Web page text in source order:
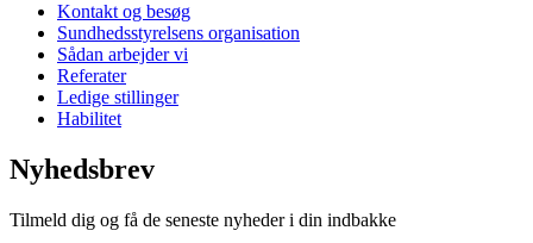
Kontakt og besøg
Sundhedsstyrelsens organisation
Sådan arbejder vi
Referater
Ledige stillinger
Habilitet
Nyhedsbrev
Tilmeld dig og få de seneste nyheder i din indbakke